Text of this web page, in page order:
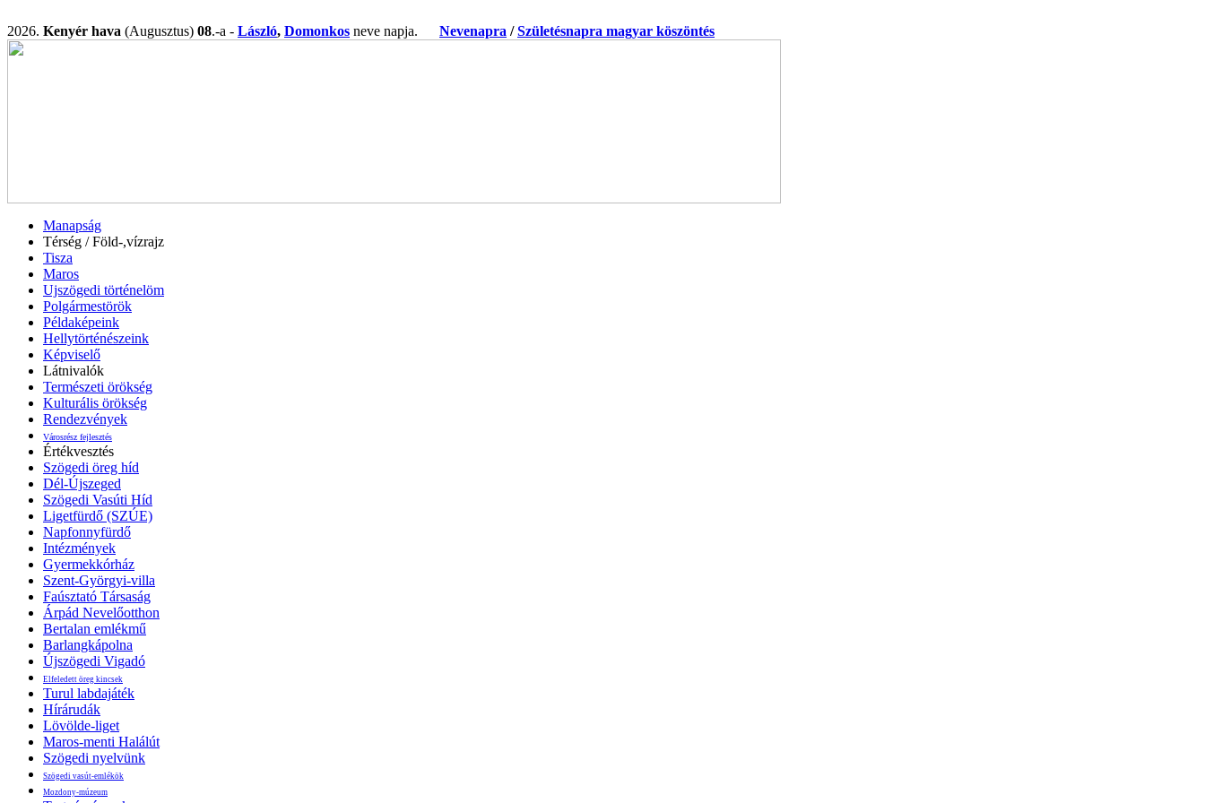
2026. Kenyér hava (Augusztus) 08.-a - László, Domonkos neve napja. Nevenapra /Születésnapra magyar köszöntés
Manapság
Térség / Föld-,vízrajz
Tisza
Maros
Ujszögedi történelöm
Polgármestörök
Példaképeink
Hellytörténészeink
Képviselő
Látnivalók
Természeti örökség
Kulturális örökség
Rendezvények
Városrész fejlesztés
Értékvesztés
Szögedi öreg híd
Dél-Újszeged
Szögedi Vasúti Híd
Ligetfürdő (SZÚE)
Napfonnyfürdő
Intézmények
Gyermekkórház
Szent-Györgyi-villa
Faúsztató Társaság
Árpád Nevelőotthon
Bertalan emlékmű
Barlangkápolna
Újszögedi Vigadó
Elfeledett öreg kincsek
Turul labdajáték
Hírárudák
Lövölde-liget
Maros-menti Halálút
Szögedi nyelvünk
Szögedi vasút-emlékök
Mozdony-múzeum